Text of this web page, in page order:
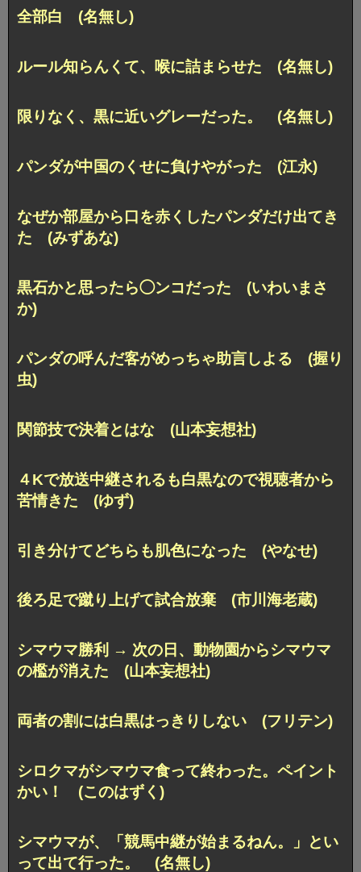
全部白 (名無し)
ルール知らんくて、喉に詰まらせた (名無し)
限りなく、黒に近いグレーだった。 (名無し)
パンダが中国のくせに負けやがった (江永)
なぜか部屋から口を赤くしたパンダだけ出てき
た (みずあな)
黒石かと思ったら◯ンコだった (いわいまさ
か)
パンダの呼んだ客がめっちゃ助言しよる (握り
虫)
関節技で決着とはな (山本妄想社)
４Kで放送中継されるも白黒なので視聴者から
苦情きた (ゆず)
引き分けてどちらも肌色になった (やなせ)
後ろ足で蹴り上げて試合放棄 (市川海老蔵)
シマウマ勝利 → 次の日、動物園からシマウマ
の檻が消えた (山本妄想社)
両者の割には白黒はっきりしない (フリテン)
シロクマがシマウマ食って終わった。ペイント
かい！ (このはずく)
シマウマが、「競馬中継が始まるねん。」とい
って出て行った。 (名無し)